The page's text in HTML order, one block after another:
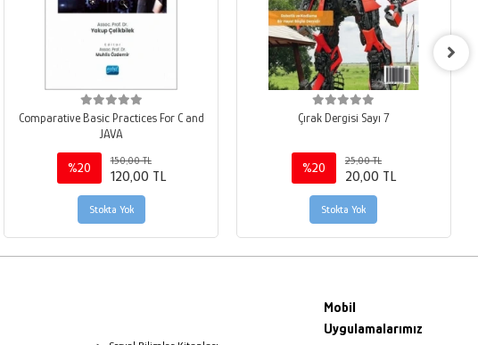
Comparative Basic Practices For C and
JAVA
%20
150,00 TL
120,00 TL
Stokta Yok
Çırak Dergisi Sayı 7
%20
25,00 TL
20,00 TL
Stokta Yok
Mobil
Uygulamalarımız